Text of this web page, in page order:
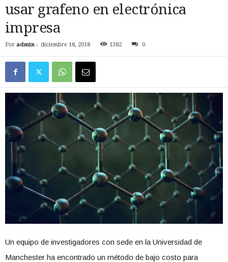
usar grafeno en electrónica
impresa
Por admin - diciembre 18, 2018 1382 0
Un equipo de investigadores con sede en la Universidad de
Manchester ha encontrado un método de bajo costo para